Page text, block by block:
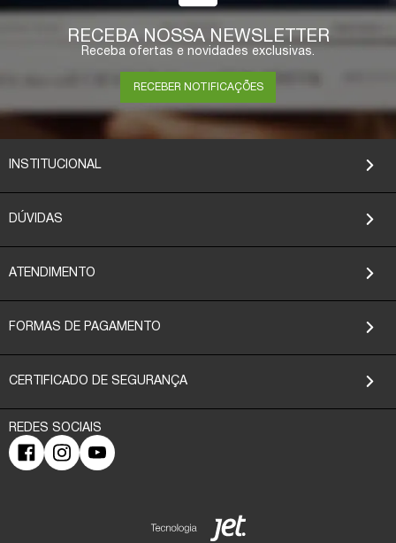
RECEBA NOSSA NEWSLETTER
Receba ofertas e novidades exclusivas.
RECEBER NOTIFICAÇÕES
INSTITUCIONAL
DÚVIDAS
ATENDIMENTO
FORMAS DE PAGAMENTO
CERTIFICADO DE SEGURANÇA